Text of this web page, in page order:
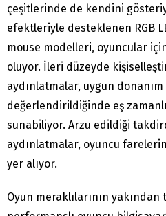
çeşitlerinde de kendini
efektleriyle desteklenen RGB
mouse modelleri, oyuncular
oluyor. İleri düzeyde
aydınlatmalar, uygun
değerlendirildiğinde eş
sunabiliyor. Arzu edildiği
aydınlatmalar, oyuncu
yer alıyor.
Oyun meraklılarının yakından